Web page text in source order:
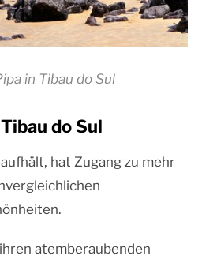
in Tibau do Sul
do Sul
hat Zugang zu mehr
atemberaubenden